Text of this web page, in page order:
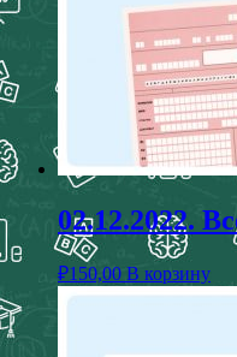
02.12.2022.
₽150,00 В корзину